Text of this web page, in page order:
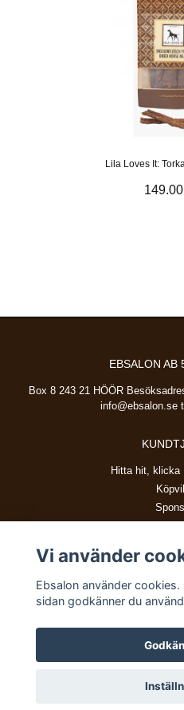
Lila Loves It:
EBSALON AB
Box 8 243 21 HÖÖR
info@ebsalon.se
Hitta hit, klicka
Vi använder
Ebsalon använder
sidan godkänner du